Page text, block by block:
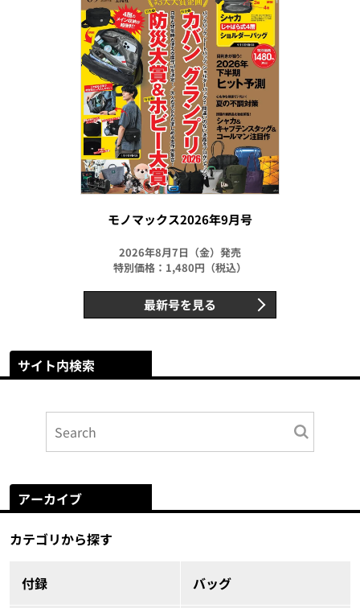
モノマックス2026年9月号
2026年8月7日（金）発売
特別価格：1,480円（税込）
最新号を見る
サイト内検索
アーカイブ
カテゴリから探す
付録 バッグ